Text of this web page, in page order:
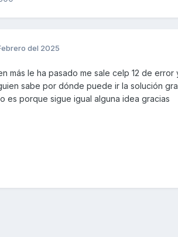
del 2025
más le ha pasado me sale celp 12 de
sabe por dónde puede ir la solución
es porque sigue igual alguna idea gracias